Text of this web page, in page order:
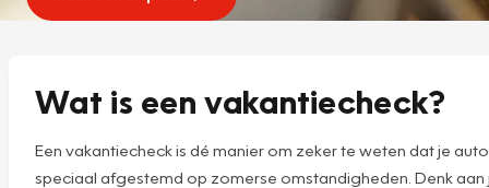
Wat is een vakantiecheck?
Een vakantiecheck is dé manier om zeker te weten dat je
speciaal afgestemd op zomerse omstandigheden. Denk